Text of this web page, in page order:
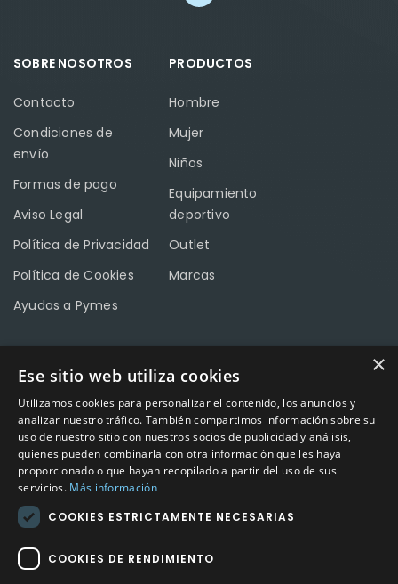
SOBRE NOSOTROS
Contacto
Condiciones de
envío
Formas de pago
Aviso Legal
Política de Privacidad
Política de Cookies
Ayudas a Pymes
PRODUCTOS
Hombre
Mujer
Niños
Equipamiento
deportivo
Outlet
Marcas
CONTACTO
Calle Méndez Núñez nº3 – Fuente Palmera 14120 Córdoba
Teléfono957 04 96 57
Emailinfo@factory-sport.es
HORARIO COMERCIAL
Lunes a viernes
10:00 a 14:00 / 18:00 a 21:00
×
Ese sitio web utiliza cookies
Utilizamos cookies para personalizar el contenido, los anuncios y
analizar nuestro tráfico. También compartimos información sobre su
uso de nuestro sitio con nuestros socios de publicidad y análisis,
quienes pueden combinarla con otra información que les haya
proporcionado o que hayan recopilado a partir del uso de sus
servicios. Más información
COOKIES ESTRICTAMENTE NECESARIAS
COOKIES DE RENDIMIENTO